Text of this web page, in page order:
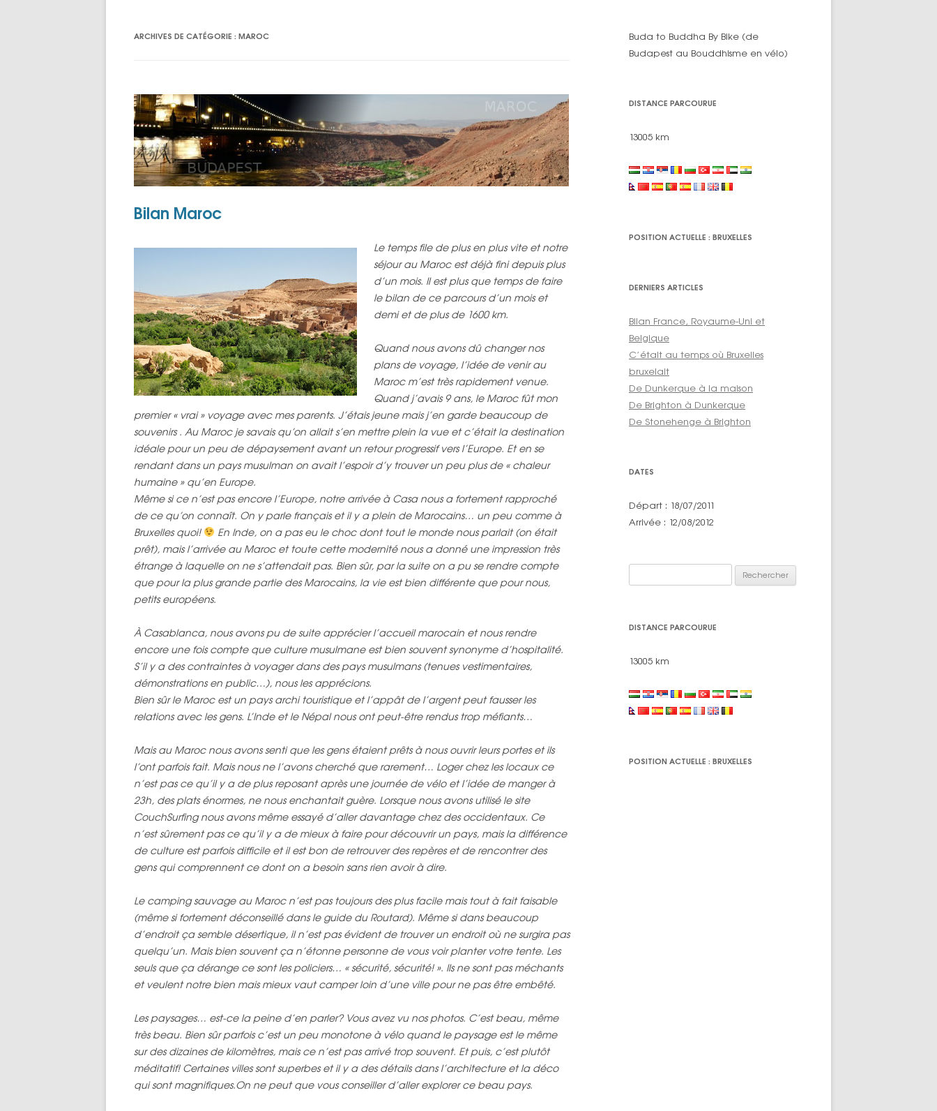
NÉPAL
MAROC
FRANCE
ROYAUME UNI
BELGIQUE
CARTE ESPAGNE, PORTUGAL
CARTE FRANCE, ROYAUME-UNI,
BELGIQUE
ARCHIVES DE CATÉGORIE : MAROC
Bilan Maroc
Le temps file de plus en plus vite et notre
séjour au Maroc est déjà fini depuis plus
d’un mois. Il est plus que temps de faire
le bilan de ce parcours d’un mois et
demi et de plus de 1600 km.
Quand nous avons dû changer nos
plans de voyage, l’idée de venir au
Maroc m’est très rapidement venue.
Quand j’avais 9 ans, le Maroc fût mon
premier « vrai » voyage avec mes parents. J’étais jeune mais j’en garde beaucoup de
souvenirs . Au Maroc je savais qu’on allait s’en mettre plein la vue et c’était la destination
idéale pour un peu de dépaysement avant un retour progressif vers l’Europe. Et en se
rendant dans un pays musulman on avait l’espoir d’y trouver un peu plus de « chaleur
humaine » qu’en Europe.
Même si ce n’est pas encore l’Europe, notre arrivée à Casa nous a fortement rapproché
de ce qu’on connaît. On y parle français et il y a plein de Marocains… un peu comme à
Bruxelles quoi!
En Inde, on a pas eu le choc dont tout le monde nous parlait (on était
prêt), mais l’arrivée au Maroc et toute cette modernité nous a donné une impression très
étrange à laquelle on ne s’attendait pas. Bien sûr, par la suite on a pu se rendre compte
que pour la plus grande partie des Marocains, la vie est bien différente que pour nous,
petits européens.
À Casablanca, nous avons pu de suite apprécier l’accueil marocain et nous rendre
encore une fois compte que culture musulmane est bien souvent synonyme d’hospitalité.
S’il y a des contraintes à voyager dans des pays musulmans (tenues vestimentaires,
démonstrations en public…), nous les apprécions.
Bien sûr le Maroc est un pays archi touristique et l’appât de l’argent peut fausser les
relations avec les gens. L’Inde et le Népal nous ont peut-être rendus trop méfiants…
Mais au Maroc nous avons senti que les gens étaient prêts à nous ouvrir leurs portes et ils
l’ont parfois fait. Mais nous ne l’avons cherché que rarement… Loger chez les locaux ce
n’est pas ce qu’il y a de plus reposant après une journée de vélo et l’idée de manger à
23h, des plats énormes, ne nous enchantait guère. Lorsque nous avons utilisé le site
CouchSurfing nous avons même essayé d’aller davantage chez des occidentaux. Ce
n’est sûrement pas ce qu’il y a de mieux à faire pour découvrir un pays, mais la différence
de culture est parfois difficile et il est bon de retrouver des repères et de rencontrer des
gens qui comprennent ce dont on a besoin sans rien avoir à dire.
Le camping sauvage au Maroc n’est pas toujours des plus facile mais tout à fait faisable
(même si fortement déconseillé dans le guide du Routard). Même si dans beaucoup
d’endroit ça semble désertique, il n’est pas évident de trouver un endroit où ne surgira pas
quelqu’un. Mais bien souvent ça n’étonne personne de vous voir planter votre tente. Les
seuls que ça dérange ce sont les policiers… « sécurité, sécurité! ». Ils ne sont pas méchants
et veulent notre bien mais mieux vaut camper loin d’une ville pour ne pas être embêté.
Les paysages… est-ce la peine d’en parler? Vous avez vu nos photos. C’est beau, même
très beau. Bien sûr parfois c’est un peu monotone à vélo quand le paysage est le même
sur des dizaines de kilomètres, mais ce n’est pas arrivé trop souvent. Et puis, c’est plutôt
méditatif! Certaines villes sont superbes et il y a des détails dans l’architecture et la déco
qui sont magnifiques.On ne peut que vous conseiller d’aller explorer ce beau pays.
Buda to Buddha By Bike (de
Budapest au Bouddhisme en vélo)
DISTANCE PARCOURUE
13005 km
POSITION ACTUELLE : BRUXELLES
DERNIERS ARTICLES
Bilan France, Royaume-Uni et
Belgique
C’était au temps où Bruxelles
bruxelait
De Dunkerque à la maison
De Brighton à Dunkerque
De Stonehenge à Brighton
DATES
Départ : 18/07/2011
Arrivée : 12/08/2012
DISTANCE PARCOURUE
13005 km
POSITION ACTUELLE : BRUXELLES